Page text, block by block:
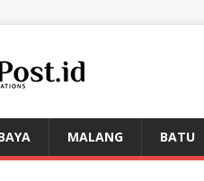
MALANG BATU